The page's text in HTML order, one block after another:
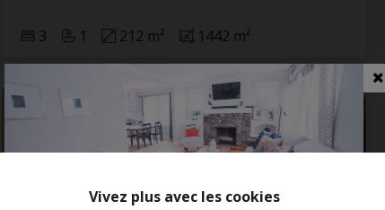
Vivez plus avec les cookies
3 1 212 m² 1442 m²